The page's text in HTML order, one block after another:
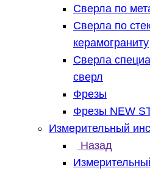
Сверла по
Сверла по
керамограниту
Сверла
сверл
Фрезы
Фрезы NEW
Измерительный
Назад